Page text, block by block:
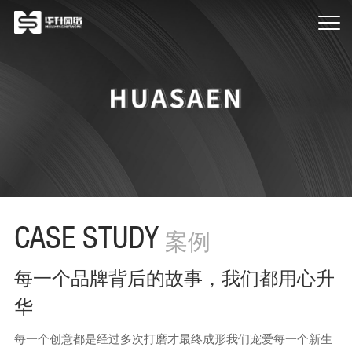
CASE STUDY 案例
每一个品牌背后的故事，我们都用心升
华
每一个创意都是经过多次打磨才最终成形我们宠爱每一个新生